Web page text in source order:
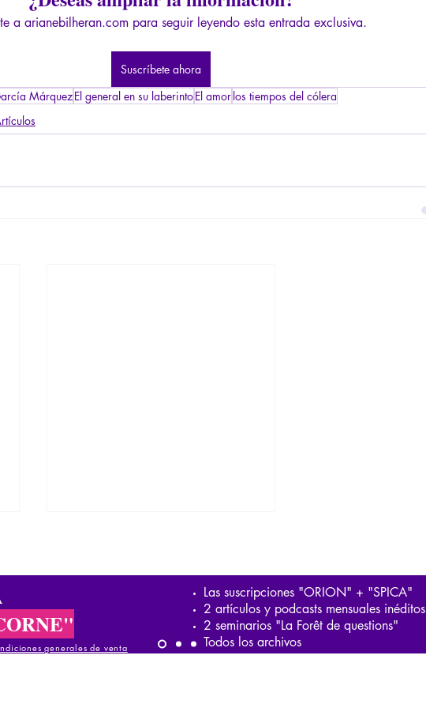
a arianebilheran.com para seguir leyendo esta entrada exclusiva.
Suscríbete ahora
MárquezEl general en su laberintoEl amorlos tiempos del cólera
generales de venta
Las suscripciones "ORION" + "SPICA"
2 artículos y podcasts mensuales inéditos
2 seminarios "La Forêt de questions"
Todos los archivos